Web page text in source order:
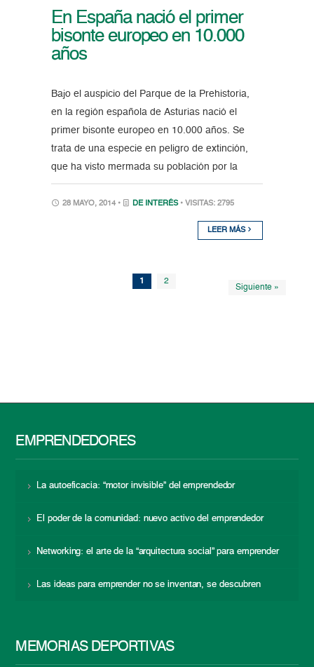
En España nació el primer
bisonte europeo en 10.000
años
Bajo el auspicio del Parque de la Prehistoria,
en la región española de Asturias nació el
primer bisonte europeo en 10.000 años. Se
trata de una especie en peligro de extinción,
que ha visto mermada su población por la
28 MAYO, 2014 • DE INTERÉS • VISITAS: 2795
LEER MÁS
1 2
Siguiente »
EMPRENDEDORES
La autoeficacia: “motor invisible” del emprendedor
El poder de la comunidad: nuevo activo del emprendedor
Networking: el arte de la “arquitectura social” para emprender
Las ideas para emprender no se inventan, se descubren
MEMORIAS DEPORTIVAS